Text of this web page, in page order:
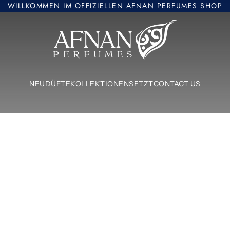
WILLKOMMEN IM OFFIZIELLEN AFNAN PERFUMES SHOP
NEUDÜFTEKOLLEKTIONENSETZTCONTACT US